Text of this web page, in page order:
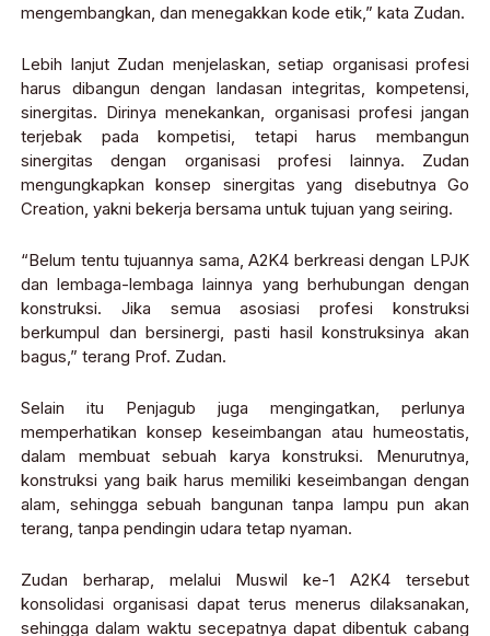
mengembangkan, dan menegakkan kode etik,” kata Zudan.
Lebih lanjut Zudan menjelaskan, setiap organisasi profesi
harus dibangun dengan landasan integritas, kompetensi,
sinergitas. Dirinya menekankan, organisasi profesi jangan
terjebak pada kompetisi, tetapi harus membangun
sinergitas dengan organisasi profesi lainnya. Zudan
mengungkapkan konsep sinergitas yang disebutnya Go
Creation, yakni bekerja bersama untuk tujuan yang seiring.
“Belum tentu tujuannya sama, A2K4 berkreasi dengan LPJK
dan lembaga-lembaga lainnya yang berhubungan dengan
konstruksi. Jika semua asosiasi profesi konstruksi
berkumpul dan bersinergi, pasti hasil konstruksinya akan
bagus,” terang Prof. Zudan.
Selain itu Penjagub juga mengingatkan, perlunya
memperhatikan konsep keseimbangan atau humeostatis,
dalam membuat sebuah karya konstruksi. Menurutnya,
konstruksi yang baik harus memiliki keseimbangan dengan
alam, sehingga sebuah bangunan tanpa lampu pun akan
terang, tanpa pendingin udara tetap nyaman.
Zudan berharap, melalui Muswil ke-1 A2K4 tersebut
konsolidasi organisasi dapat terus menerus dilaksanakan,
sehingga dalam waktu secepatnya dapat dibentuk cabang